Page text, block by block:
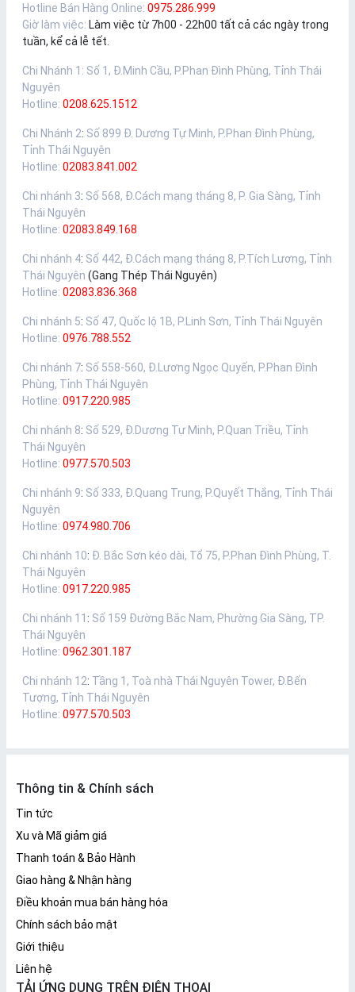
Hotline Bán Hàng Online: 0975.286.999
Giờ làm việc: Làm việc từ 7h00 - 22h00 tất cả các ngày trong
tuần, kể cả lễ tết.
Chi Nhánh 1 : Số 1, Đ.Minh Cầu, P.Phan Đình Phùng, Tỉnh Thái
Nguyên
Hotline: 0208.625.1512
Chi Nhánh 2: Số 899 Đ. Dương Tự Minh, P.Phan Đình Phùng,
Tỉnh Thái Nguyên
Hotline: 02083.841.002
Chi nhánh 3: Số 568, Đ.Cách mạng tháng 8, P. Gia Sàng, Tỉnh
Thái Nguyên
Hotline: 02083.849.168
Chi nhánh 4: Số 442, Đ.Cách mạng tháng 8, P.Tích Lương, Tỉnh
Thái Nguyên (Gang Thép Thái Nguyên)
Hotline: 02083.836.368
Chi nhánh 5: Số 47, Quốc lộ 1B, P.Linh Sơn, Tỉnh Thái Nguyên
Hotline: 0976.788.552
Chi nhánh 7: Số 558-560, Đ.Lương Ngọc Quyến, P.Phan Đình
Phùng, Tỉnh Thái Nguyên
Hotline: 0917.220.985
Chi nhánh 8: Số 529, Đ.Dương Tự Minh, P.Quan Triều, Tỉnh
Thái Nguyên
Hotline: 0977.570.503
Chi nhánh 9: Số 333, Đ.Quang Trung, P.Quyết Thắng, Tỉnh Thái
Nguyên
Hotline: 0974.980.706
Chi nhánh 10: Đ. Bắc Sơn kéo dài, Tổ 75, P.Phan Đình Phùng, T.
Thái Nguyên
Hotline: 0917.220.985
Chi nhánh 11 : Số 159 Đường Bắc Nam, Phường Gia Sàng, TP.
Thái Nguyên
Hotline: 0962.301.187
Chi nhánh 12: Tầng 1, Toà nhà Thái Nguyên Tower, Đ.Bến
Tượng, Tỉnh Thái Nguyên
Hotline: 0977.570.503
Thông tin & Chính sách
Tin tức
Xu và Mã giảm giá
Thanh toán & Bảo Hành
Giao hàng & Nhận hàng
Điều khoản mua bán hàng hóa
Chính sách bảo mật
Giới thiệu
Liên hệ
TẢI ỨNG DỤNG TRÊN ĐIỆN THOẠI